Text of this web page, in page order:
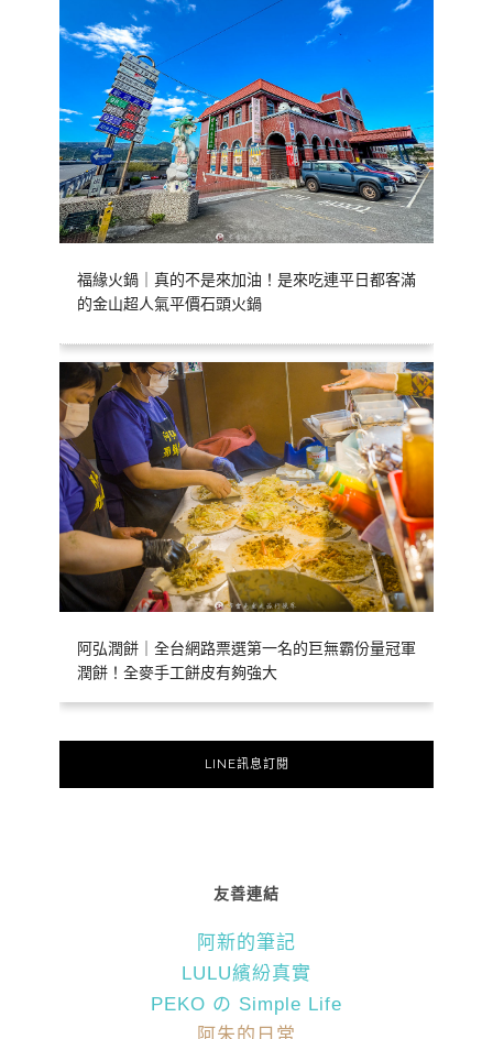
福緣火鍋｜真的不是來加油！是來吃連平日都客滿
的金山超人氣平價石頭火鍋
阿弘潤餅｜全台網路票選第一名的巨無霸份量冠軍
潤餅！全麥手工餅皮有夠強大
LINE訊息訂閱
友善連結
阿新的筆記
LULU繽紛真實
PEKO の Simple Life
阿朱的日常